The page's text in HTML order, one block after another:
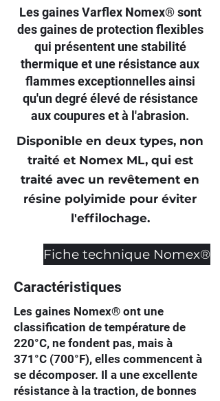
Les gaines Varflex Nomex® sont
des gaines de protection flexibles
qui présentent une stabilité
thermique et une résistance aux
flammes exceptionnelles ainsi
qu'un degré élevé de résistance
aux coupures et à l'abrasion.
Disponible en deux types, non
traité et Nomex ML, qui est
traité avec un revêtement en
résine polyimide pour éviter
l'effilochage.
Fiche technique Nomex®
Caractéristiques
Les gaines Nomex® ont une
classification de température de
220°C, ne fondent pas, mais à
371°C (700°F), elles commencent à
se décomposer. Il a une excellente
résistance à la traction, de bonnes